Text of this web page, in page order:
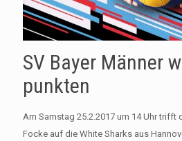
SV Bayer Männer
punkten
Am Samstag 25.2.2017 um 14 Uhr trifft
Focke auf die White Sharks aus